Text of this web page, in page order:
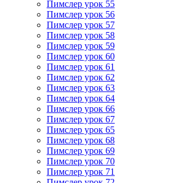
Пимслер урок 55
Пимслер урок 56
Пимслер урок 57
Пимслер урок 58
Пимслер урок 59
Пимслер урок 60
Пимслер урок 61
Пимслер урок 62
Пимслер урок 63
Пимслер урок 64
Пимслер урок 66
Пимслер урок 67
Пимслер урок 65
Пимслер урок 68
Пимслер урок 69
Пимслер урок 70
Пимслер урок 71